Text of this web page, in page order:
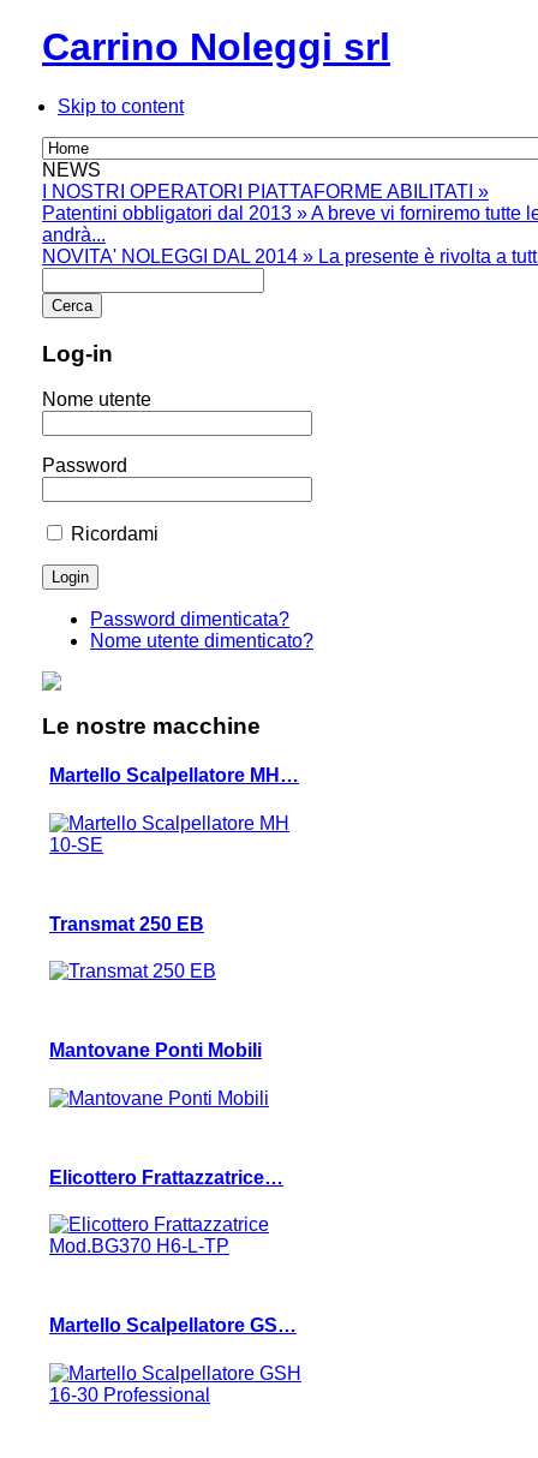
Carrino Noleggi srl
Skip to content
NEWS
I NOSTRI OPERATORI PIATTAFORME ABILITATI »
Patentini obbligatori dal 2013 »A breve vi forniremo tutte
andrà...
NOVITA' NOLEGGI DAL 2014 » La presente è rivolta a
Log-in
Nome utente
Password
Ricordami
Password dimenticata?
Nome utente dimenticato?
Le nostre macchine
Martello Scalpellatore MH…
Transmat 250 EB
Mantovane Ponti Mobili
Elicottero Frattazzatrice…
Martello Scalpellatore GS…